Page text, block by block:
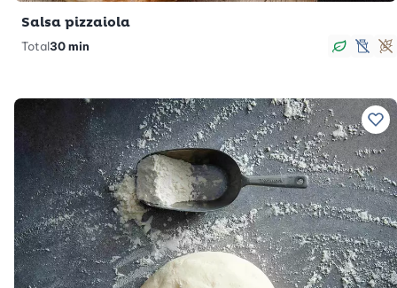
Salsa pizzaiola
Total30 min
Végan